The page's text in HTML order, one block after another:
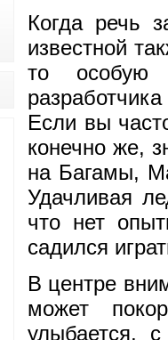
Когда речь
известной
то особую
Если вы
конечно же,
на Багамы,
Удачливая
что нет
садился
В центре
может
улыбается,